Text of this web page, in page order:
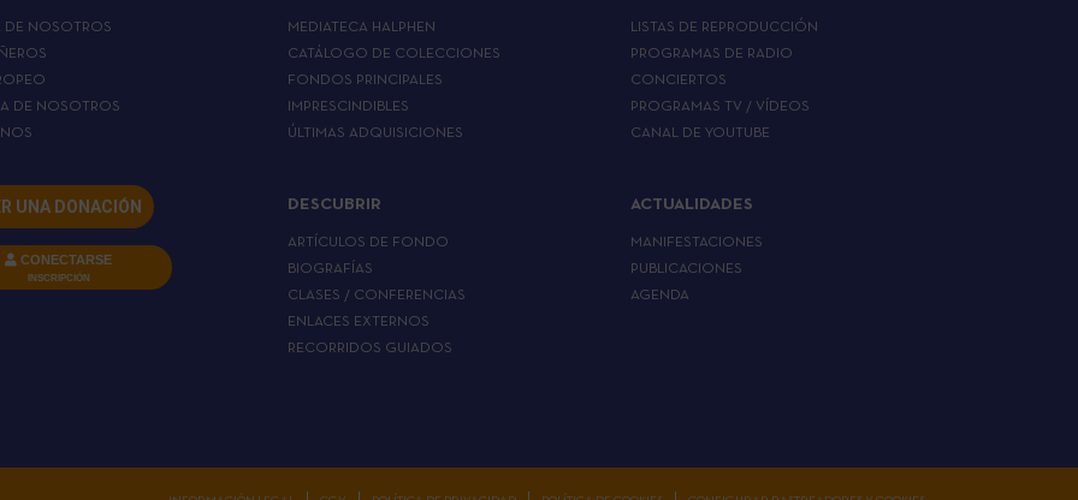
DE NOSOTROS
DE NOSOTROS
UNA DONACIÓN
CONECTARSE
INSCRIPCIÓN
MEDIATECA HALPHEN
CATÁLOGO DE COLECCIONES
FONDOS PRINCIPALES
IMPRESCINDIBLES
ÚLTIMAS ADQUISICIONES
DESCUBRIR
ARTÍCULOS DE FONDO
BIOGRAFÍAS
CLASES / CONFERENCIAS
ENLACES EXTERNOS
RECORRIDOS GUIADOS
LISTAS DE REPRODUCCIÓN
PROGRAMAS DE RADIO
CONCIERTOS
PROGRAMAS TV / VÍDEOS
CANAL DE YOUTUBE
ACTUALIDADES
MANIFESTACIONES
PUBLICACIONES
AGENDA